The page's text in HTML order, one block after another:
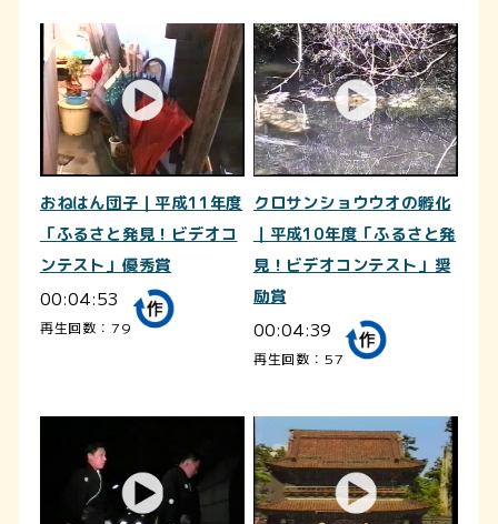
おねはん団子｜平成11年度
「ふるさと発見！ビデオコ
ンテスト」優秀賞
00:04:53
再生回数：79
クロサンショウウオの孵化
｜平成10年度「ふるさと発
見！ビデオコンテスト」奨
励賞
00:04:39
再生回数：57